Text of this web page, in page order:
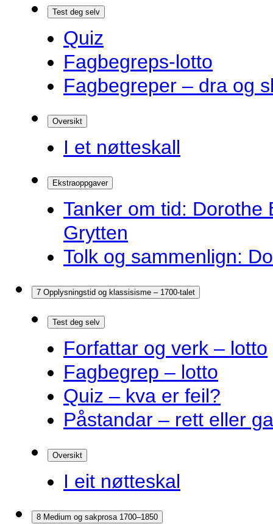
Test deg selv
Quiz
Fagbegreps-lotto
Fagbegreper – dra og
Oversikt
I et nøtteskall
Ekstraoppgaver
Tanker om tid: Dorothe
Grytten
Tolk og sammenlign:
7 Opplysningstid og klassisisme – 1700-talet
Test deg selv
Forfattar og verk – lotto
Fagbegrep – lotto
Quiz – kva er feil?
Påstandar – rett eller
Oversikt
I eit nøtteskal
8 Medium og sakprosa 1700–1850